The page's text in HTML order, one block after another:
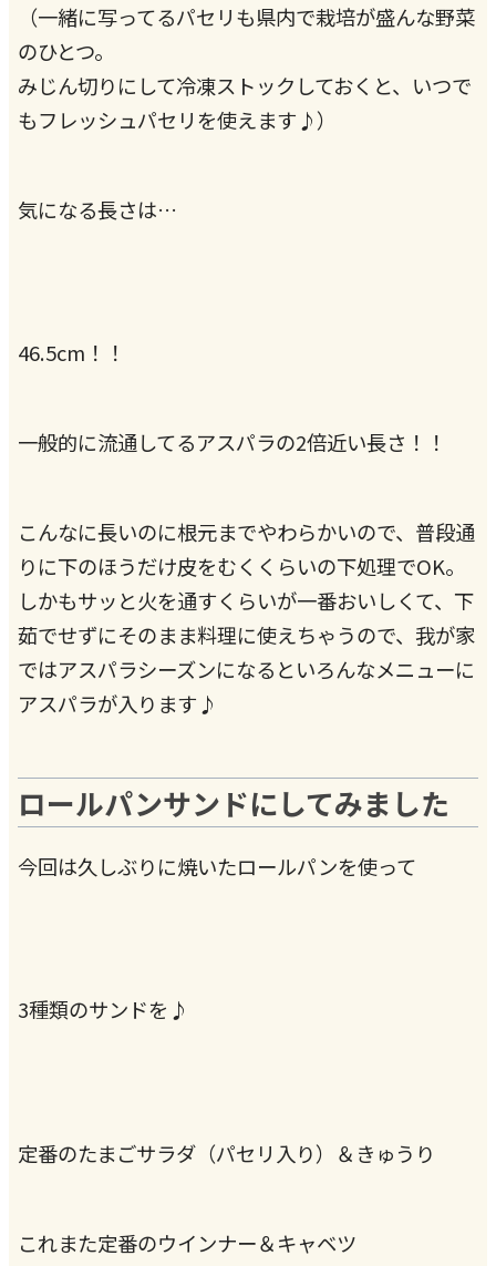
（一緒に写ってるパセリも県内で栽培が盛んな野菜
のひとつ。
みじん切りにして冷凍ストックしておくと、いつで
もフレッシュパセリを使えます♪）
気になる長さは…
46.5cm！！
一般的に流通してるアスパラの2倍近い長さ！！
こんなに長いのに根元までやわらかいので、普段通
りに下のほうだけ皮をむくくらいの下処理でOK。
しかもサッと火を通すくらいが一番おいしくて、下
茹でせずにそのまま料理に使えちゃうので、我が家
ではアスパラシーズンになるといろんなメニューに
アスパラが入ります♪
ロールパンサンドにしてみました
今回は久しぶりに焼いたロールパンを使って
3種類のサンドを♪
定番のたまごサラダ（パセリ入り）＆きゅうり
これまた定番のウインナー＆キャベツ